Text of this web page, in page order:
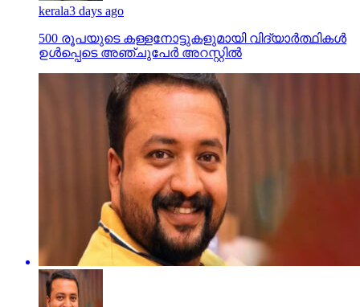
kerala3 days ago
500 രൂപയുടെ കള്ളനോട്ടുകളുമായി വിദ്യാര്‍ത്ഥികള്‍
ഉള്‍പ്പെടെ അഞ്ചുപേര്‍ അറസ്റ്റില്‍